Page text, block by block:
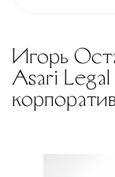
Игорь
Asari Legal